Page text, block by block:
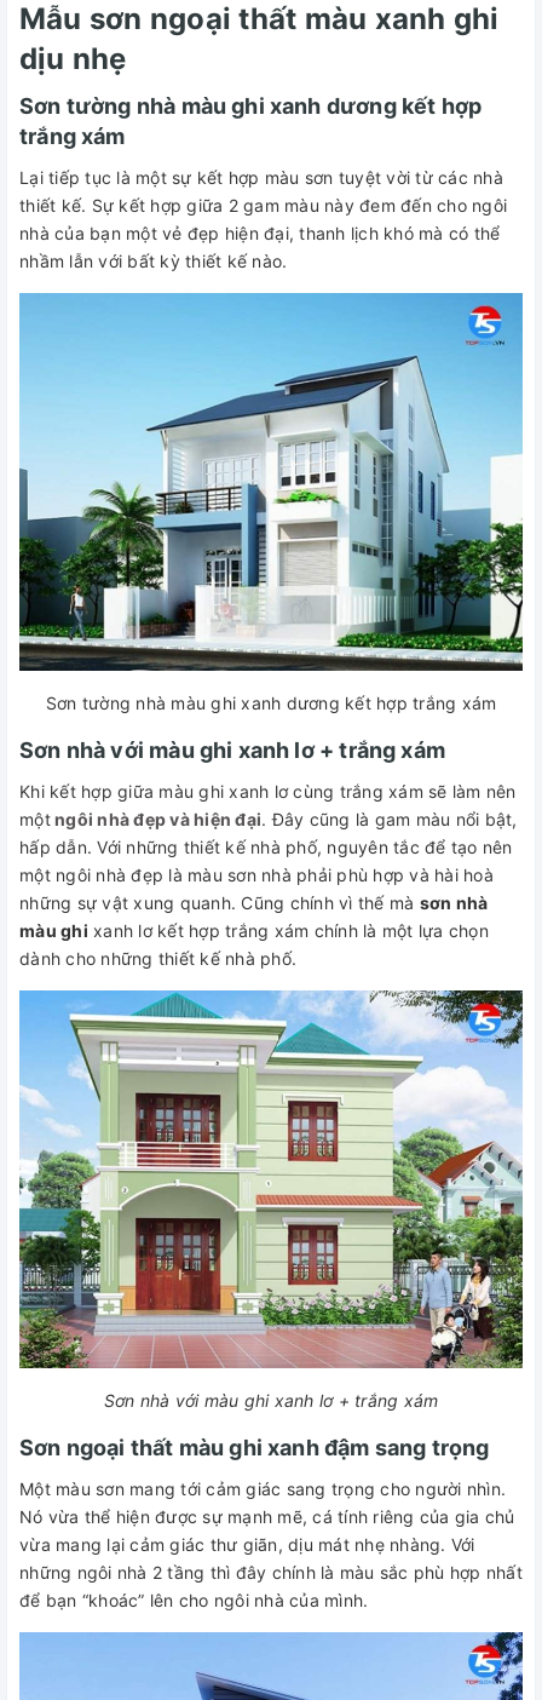
Mẫu sơn ngoại thất màu xanh ghi
dịu nhẹ
Sơn tường nhà màu ghi xanh dương kết hợp
trắng xám
Lại tiếp tục là một sự kết hợp màu sơn tuyệt vời từ các nhà
thiết kế. Sự kết hợp giữa 2 gam màu này đem đến cho ngôi
nhà của bạn một vẻ đẹp hiện đại, thanh lịch khó mà có thể
nhầm lẫn với bất kỳ thiết kế nào.
Sơn tường nhà màu ghi xanh dương kết hợp trắng xám
Sơn nhà với màu ghi xanh lơ + trắng xám
Khi kết hợp giữa màu ghi xanh lơ cùng trắng xám sẽ làm nên
mộtngôi nhà đẹp và hiện đại. Đây cũng là gam màu nổi bật,
hấp dẫn. Với những thiết kế nhà phố, nguyên tắc để tạo nên
một ngôi nhà đẹp là màu sơn nhà phải phù hợp và hài hoà
những sự vật xung quanh. Cũng chính vì thế mà sơn nhà
màu ghi xanh lơ kết hợp trắng xám chính là một lựa chọn
dành cho những thiết kế nhà phố.
Sơn nhà với màu ghi xanh lơ + trắng xám
Sơn ngoại thất màu ghi xanh đậm sang trọng
Một màu sơn mang tới cảm giác sang trọng cho người nhìn.
Nó vừa thể hiện được sự mạnh mẽ, cá tính riêng của gia chủ
vừa mang lại cảm giác thư giãn, dịu mát nhẹ nhàng. Với
những ngôi nhà 2 tầng thì đây chính là màu sắc phù hợp nhất
để bạn “khoác” lên cho ngôi nhà của mình.